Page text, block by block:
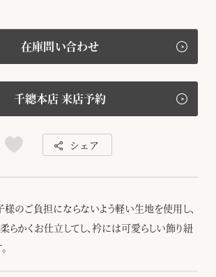
在庫問い合わせ
千總本店 来店予約
シェア
のご負担にならないよう軽い生地を使用し、
らかくお仕立してし、衿には可愛らしい飾り紐